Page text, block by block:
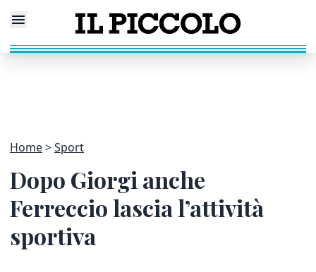
Home Sport
Dopo Giorgi anche
Ferreccio lascia l’attività
sportiva